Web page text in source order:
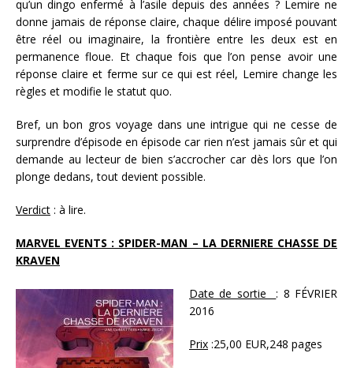
qu’un dingo enfermé à l’asile depuis des années ? Lemire ne
donne jamais de réponse claire, chaque délire imposé pouvant
être réel ou imaginaire, la frontière entre les deux est en
permanence floue. Et chaque fois que l’on pense avoir une
réponse claire et ferme sur ce qui est réel, Lemire change les
règles et modifie le statut quo.
Bref, un bon gros voyage dans une intrigue qui ne cesse de
surprendre d’épisode en épisode car rien n’est jamais sûr et qui
demande au lecteur de bien s’accrocher car dès lors que l’on
plonge dedans, tout devient possible.
Verdict : à lire.
MARVEL EVENTS : SPIDER-MAN – LA DERNIERE CHASSE DE
KRAVEN
Date de sortie: 8 FÉVRIER
2016
Prix :25,00 EUR,248 pages